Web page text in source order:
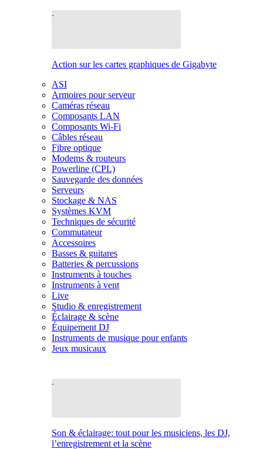
Action sur les cartes graphiques de Gigabyte
ASI
Armoires pour serveur
Caméras réseau
Composants LAN
Composants Wi-Fi
Câbles réseau
Fibre optique
Modems & routeurs
Powerline (CPL)
Sauvegarde des données
Serveurs
Stockage & NAS
Systèmes KVM
Techniques de sécurité
Commutateur
Accessoires
Basses & guitares
Batteries & percussions
Instruments à touches
Instruments à vent
Live
Studio & enregistrement
Éclairage & scène
Équipement DJ
Instruments de musique pour enfants
Jeux musicaux
Son & éclairage: tout pour les musiciens, les DJ,
l’enregistrement et la scène